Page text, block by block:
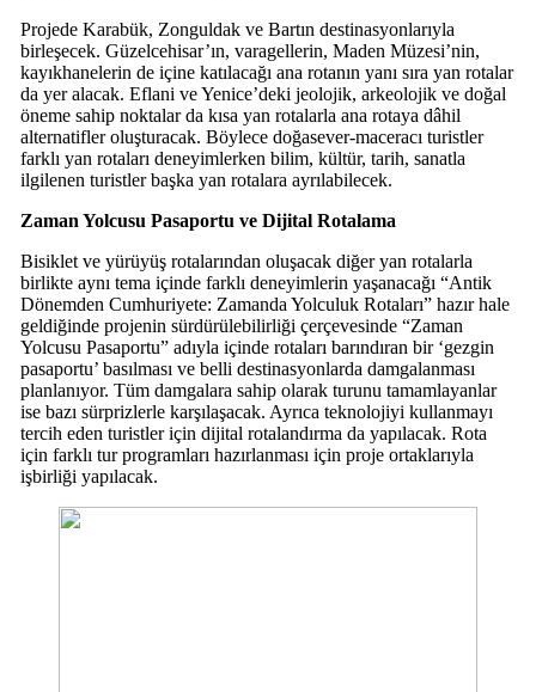
Projede Karabük, Zonguldak ve Bartın destinasyonlarıyla
birleşecek. Güzelcehisar’ın, varagellerin, Maden Müzesi’nin,
kayıkhanelerin de içine katılacağı ana rotanın yanı sıra yan rotalar
da yer alacak. Eflani ve Yenice’deki jeolojik, arkeolojik ve doğal
öneme sahip noktalar da kısa yan rotalarla ana rotaya dâhil
alternatifler oluşturacak. Böylece doğasever-maceracı turistler
farklı yan rotaları deneyimlerken bilim, kültür, tarih, sanatla
ilgilenen turistler başka yan rotalara ayrılabilecek.
Zaman Yolcusu Pasaportu ve Dijital Rotalama
Bisiklet ve yürüyüş rotalarından oluşacak diğer yan rotalarla
birlikte aynı tema içinde farklı deneyimlerin yaşanacağı “Antik
Dönemden Cumhuriyete: Zamanda Yolculuk Rotaları” hazır hale
geldiğinde projenin sürdürülebilirliği çerçevesinde “Zaman
Yolcusu Pasaportu” adıyla içinde rotaları barındıran bir ‘gezgin
pasaportu’ basılması ve belli destinasyonlarda damgalanması
planlanıyor. Tüm damgalara sahip olarak turunu tamamlayanlar
ise bazı sürprizlerle karşılaşacak. Ayrıca teknolojiyi kullanmayı
tercih eden turistler için dijital rotalandırma da yapılacak. Rota
için farklı tur programları hazırlanması için proje ortaklarıyla
işbirliği yapılacak.